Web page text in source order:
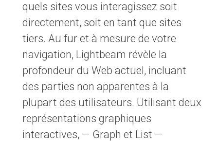
quels sites vous interagissez soit
directement, soit en tant que sites
tiers. Au fur et à mesure de votre
navigation, Lightbeam révèle la
profondeur du Web actuel, incluant
des parties non apparentes à la
plupart des utilisateurs. Utilisant deux
représentations graphiques
interactives, — Graph et List —